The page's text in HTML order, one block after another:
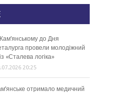
до Дня
провели молодіжний
«Сталева логіка»
20:25
отримало медичний